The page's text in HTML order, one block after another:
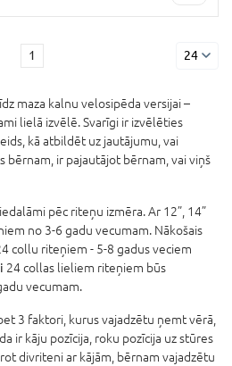
1 24
maza kalnu velosipēda versijai –
lielā izvēlē. Svarīgi ir izvēlēties
kā atbildēt uz jautājumu, vai
ir pajautājot bērnam, vai viņš
iedalāmi pēc riteņu izmēra. Ar 12”, 14”
no 3-6 gadu vecumam. Nākošais
collu riteņiem - 5-8 gadus veciem
24 collas lieliem riteņiem būs
vecumam.
3 faktori, kurus vajadzētu ņemt vērā,
ir kāju pozīcija, roku pozīcija uz stūres
divriteni ar kājām, bērnam vajadzētu